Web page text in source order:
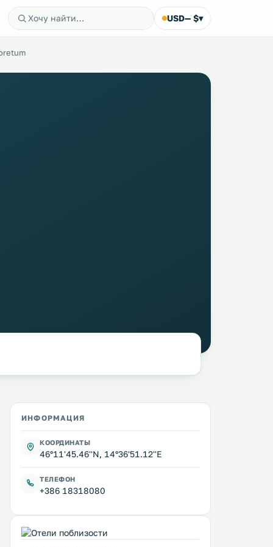
USD— $▾
ИНФОРМАЦИЯ
КООРДИНАТЫ
46°11'45.46''N, 14°36'51.12''E
ТЕЛЕФОН
+386 18318080